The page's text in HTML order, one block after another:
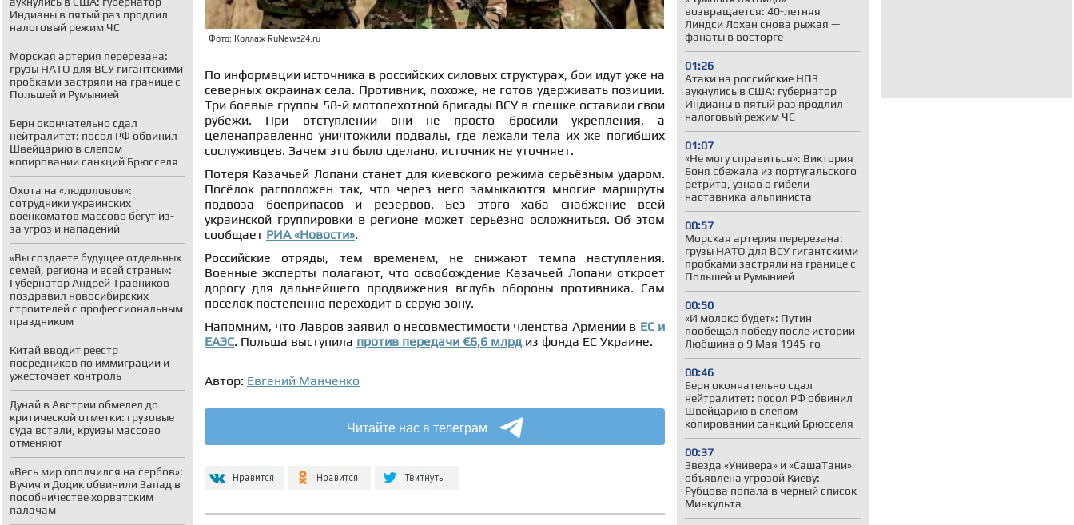
Индианы в пятый раз продлил
налоговый режим ЧС
Морская артерия перерезана:
грузы НАТО для ВСУ гигантскими
пробками застряли на границе с
Польшей и Румынией
Берн окончательно сдал
нейтралитет: посол РФ обвинил
Швейцарию в слепом
копировании санкций Брюсселя
Охота на «людоловов»:
сотрудники украинских
военкоматов массово бегут из-
за угроз и нападений
«Вы создаете будущее отдельных
семей, региона и всей страны»:
Губернатор Андрей Травников
поздравил новосибирских
строителей с профессиональным
праздником
Китай вводит реестр
посредников по иммиграции и
ужесточает контроль
Дунай в Австрии обмелел до
критической отметки: грузовые
суда встали, круизы массово
отменяют
«Весь мир ополчился на сербов»:
Вучич и Додик обвинили Запад в
пособничестве хорватским
палачам
возвращается: 40-летняя
Линдси Лохан снова рыжая —
фанаты в восторге
01:26
Атаки на российские НПЗ
аукнулись в США: губернатор
Индианы в пятый раз продлил
налоговый режим ЧС
01:07
«Не могу справиться»: Виктория
Боня сбежала из португальского
ретрита, узнав о гибели
наставника-альпиниста
00:57
Морская артерия перерезана:
грузы НАТО для ВСУ гигантскими
пробками застряли на границе с
Польшей и Румынией
00:50
«И молоко будет»: Путин
пообещал победу после истории
Любшина о 9 Мая 1945-го
00:46
Берн окончательно сдал
нейтралитет: посол РФ обвинил
Швейцарию в слепом
копировании санкций Брюсселя
00:37
Звезда «Универа» и «СашаТани»
объявлена угрозой Киеву:
Рубцова попала в черный список
Минкульта
Фото: Коллаж RuNews24.ru
По информации источника в российских силовых структурах, бои идут уже на
северных окраинах села. Противник, похоже, не готов удерживать позиции.
Три боевые группы 58-й мотопехотной бригады ВСУ в спешке оставили свои
рубежи. При отступлении они не просто бросили укрепления, а
целенаправленно уничтожили подвалы, где лежали тела их же погибших
сослуживцев. Зачем это было сделано, источник не уточняет.
Потеря Казачьей Лопани станет для киевского режима серьёзным ударом.
Посёлок расположен так, что через него замыкаются многие маршруты
подвоза боеприпасов и резервов. Без этого хаба снабжение всей
украинской группировки в регионе может серьёзно осложниться. Об этом
сообщает РИА «Новости».
Российские отряды, тем временем, не снижают темпа наступления.
Военные эксперты полагают, что освобождение Казачьей Лопани откроет
дорогу для дальнейшего продвижения вглубь обороны противника. Сам
посёлок постепенно переходит в серую зону.
Напомним, что Лавров заявил о несовместимости членства Армении в ЕС и
ЕАЭС. Польша выступила против передачи €6,6 млрдиз фонда ЕС Украине.
Автор: Евгений Манченко
Читайте нас в телеграм